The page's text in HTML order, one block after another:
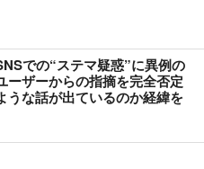
での“ステマ疑惑”に異例の
ザーからの指摘を完全否定
うな話が出ているのか経緯を